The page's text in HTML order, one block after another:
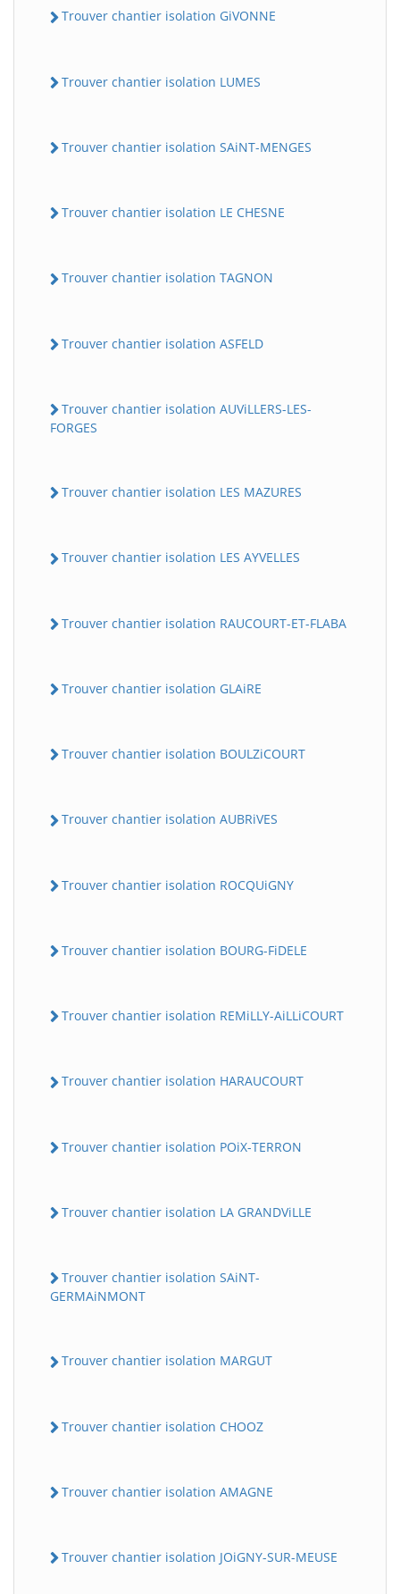
Trouver chantier isolation GiVONNE
Trouver chantier isolation LUMES
Trouver chantier isolation SAiNT-MENGES
Trouver chantier isolation LE CHESNE
Trouver chantier isolation TAGNON
Trouver chantier isolation ASFELD
Trouver chantier isolation AUViLLERS-LES-
FORGES
Trouver chantier isolation LES MAZURES
Trouver chantier isolation LES AYVELLES
Trouver chantier isolation RAUCOURT-ET-FLABA
Trouver chantier isolation GLAiRE
Trouver chantier isolation BOULZiCOURT
Trouver chantier isolation AUBRiVES
Trouver chantier isolation ROCQUiGNY
Trouver chantier isolation BOURG-FiDELE
Trouver chantier isolation REMiLLY-AiLLiCOURT
Trouver chantier isolation HARAUCOURT
Trouver chantier isolation POiX-TERRON
Trouver chantier isolation LA GRANDViLLE
Trouver chantier isolation SAiNT-
GERMAiNMONT
Trouver chantier isolation MARGUT
Trouver chantier isolation CHOOZ
Trouver chantier isolation AMAGNE
Trouver chantier isolation JOiGNY-SUR-MEUSE